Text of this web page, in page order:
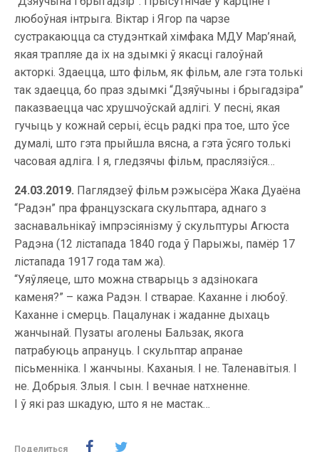
любоўная інтрыга. Віктар і Ягор па чарзе
сустракаюцца са студэнткай хімфака МДУ Мар’янай,
якая трапляе да іх на здымкі ў якасці галоўнай
акторкі. Здаецца, што фільм, як фільм, але гэта толькі
так здаецца, бо праз здымкі “Дзяўчыны і брыгадзіра”
паказваецца час хрушчоўскай адлігі. У песні, якая
гучыць у кожнай серыі, ёсць радкі пра тое, што ўсе
думалі, што гэта прыйшла вясна, а гэта ўсяго толькі
часовая адліга. І я, гледзячы фільм, праслязіўся…
24.03.2019. Паглядзеў фільм рэжысёра Жака Дуаёна
“Радэн” пра французскага скульптара, аднаго з
заснавальнікаў імпрэсіянізму ў скульптуры Агюста
Радэна (12 лістапада 1840 года ў Парыжы, памёр 17
лістапада 1917 года там жа).
“Уяўляеце, што можна стварыць з адзінокага
каменя?” – кажа Радэн. І стварае. Каханне і любоў.
Каханне і смерць. Пацалунак і жаданне дыхаць
жанчынай. Пузаты аголены Бальзак, якога
патрабуюць апрануць. І скульптар апранае
пісьменніка. І жанчыны. Каханыя. І не. Таленавітыя. І
не. Добрыя. Злыя. І сын. І вечнае натхненне.
І ў які раз шкадую, што я не мастак…
Поделиться